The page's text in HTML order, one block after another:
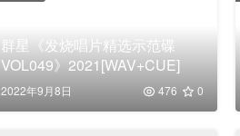
群星《发烧唱片精选示范碟
VOL049》2021[WAV+CUE]
2022年9月8日 476 0